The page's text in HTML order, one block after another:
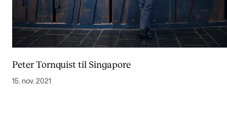
KONSERTER OG ARRANGEMENTER
Gjennomføre konserter og arrangementer
Peter Tornquist til Singapore
15. nov. 2021